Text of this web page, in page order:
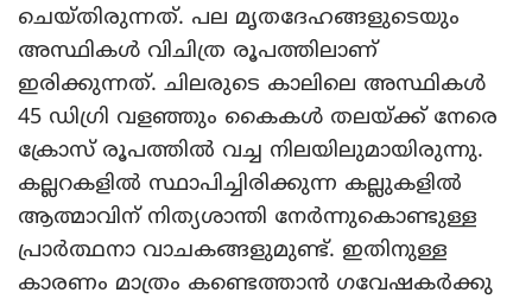
ചെയ്തിരുന്നത്. പല മൃതദേഹങ്ങളുടെയും
അസ്ഥികള്‍ വിചിത്ര രൂപത്തിലാണ്
ഇരിക്കുന്നത്. ചിലരുടെ കാലിലെ അസ്ഥികള്‍
45 ഡിഗ്രി വളഞ്ഞും കൈകള്‍ തലയ്ക്ക് നേരെ
ക്രോസ് രൂപത്തില്‍ വച്ച നിലയിലുമായിരുന്നു.
കല്ലറകളില്‍ സ്ഥാപിച്ചിരിക്കുന്ന കല്ലുകളില്‍
ആത്മാവിന് നിത്യശാന്തി നേര്‍ന്നുകൊണ്ടുള്ള
പ്രാര്‍ത്ഥനാ വാചകങ്ങളുമുണ്ട്. ഇതിനുള്ള
കാരണം മാത്രം കണ്ടെത്താന്‍ ഗവേഷകര്‍ക്കു